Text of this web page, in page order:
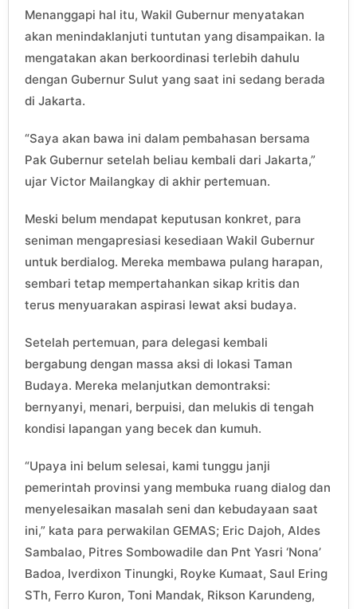
Menanggapi hal itu, Wakil Gubernur menyatakan
akan menindaklanjuti tuntutan yang disampaikan. Ia
mengatakan akan berkoordinasi terlebih dahulu
dengan Gubernur Sulut yang saat ini sedang berada
di Jakarta.
“Saya akan bawa ini dalam pembahasan bersama
Pak Gubernur setelah beliau kembali dari Jakarta,”
ujar Victor Mailangkay di akhir pertemuan.
Meski belum mendapat keputusan konkret, para
seniman mengapresiasi kesediaan Wakil Gubernur
untuk berdialog. Mereka membawa pulang harapan,
sembari tetap mempertahankan sikap kritis dan
terus menyuarakan aspirasi lewat aksi budaya.
Setelah pertemuan, para delegasi kembali
bergabung dengan massa aksi di lokasi Taman
Budaya. Mereka melanjutkan demontraksi:
bernyanyi, menari, berpuisi, dan melukis di tengah
kondisi lapangan yang becek dan kumuh.
“Upaya ini belum selesai, kami tunggu janji
pemerintah provinsi yang membuka ruang dialog dan
menyelesaikan masalah seni dan kebudayaan saat
ini,” kata para perwakilan GEMAS; Eric Dajoh, Aldes
Sambalao, Pitres Sombowadile dan Pnt Yasri ‘Nona’
Badoa, Iverdixon Tinungki, Royke Kumaat, Saul Ering
STh, Ferro Kuron, Toni Mandak, Rikson Karundeng,